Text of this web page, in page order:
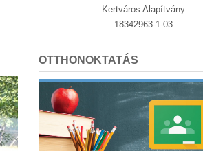
Kertváros Alapítvány
18342963-1-03
OTTHONOKTATÁS